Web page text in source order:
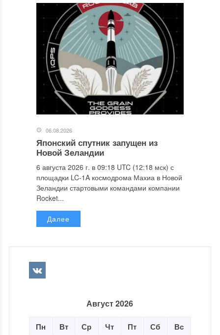
06.08.2026
Японский спутник запущен из
Новой Зеландии
6 августа 2026 г. в 09:18 UTC (12:18 мск) с
площадки LC-1A космодрома Махиа в Новой
Зеландии стартовыми командами компании
Rocket...
Далее
Август 2026
Пн Вт Ср Чт Пт Сб Вс